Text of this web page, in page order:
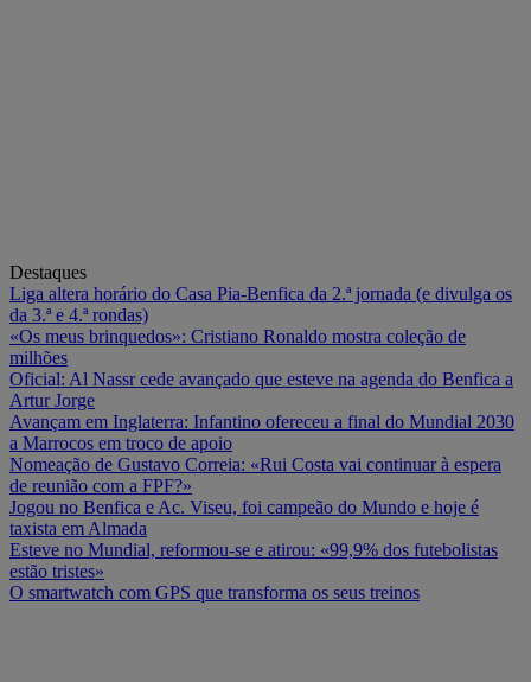
Destaques
Liga altera horário do Casa Pia-Benfica da 2.ª jornada (e divulga os
da 3.ª e 4.ª rondas)
«Os meus brinquedos»: Cristiano Ronaldo mostra coleção de
milhões
Oficial: Al Nassr cede avançado que esteve na agenda do Benfica a
Artur Jorge
Avançam em Inglaterra: Infantino ofereceu a final do Mundial 2030
a Marrocos em troco de apoio
Nomeação de Gustavo Correia: «Rui Costa vai continuar à espera
de reunião com a FPF?»
Jogou no Benfica e Ac. Viseu, foi campeão do Mundo e hoje é
taxista em Almada
Esteve no Mundial, reformou-se e atirou: «99,9% dos futebolistas
estão tristes»
O smartwatch com GPS que transforma os seus treinos